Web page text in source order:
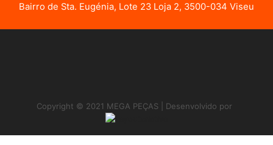
Bairro de Sta. Eugénia, Lote 23 Loja 2, 3500-034 Viseu
Copyright © 2021 MEGA PEÇAS | Desenvolvido por